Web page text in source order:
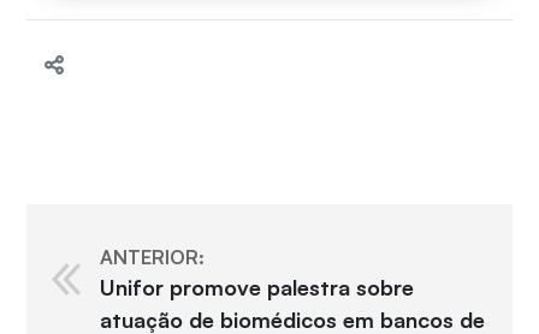
ANTERIOR:
Unifor promove palestra sobre
atuação de biomédicos em bancos de